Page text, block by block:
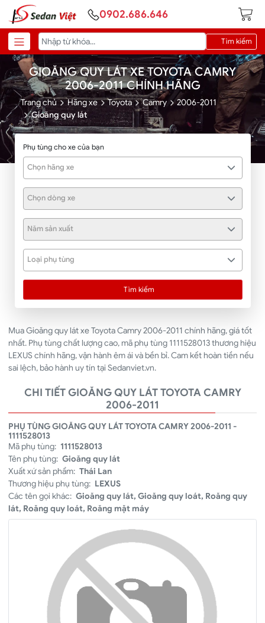
0902.686.646
Tìm kiếm
GIOĂNG QUY LÁT XE TOYOTA CAMRY
2006-2011 CHÍNH HÃNG
Trang chủ Hãng xe Toyota Camry
2006-2011
Gioăng quy lát
Phụ tùng cho xe của bạn
Chọn hãng xe
Chọn dòng xe
Năm sản xuất
Loại phụ tùng
Tìm kiếm
Mua Gioăng quy lát xe Toyota Camry 2006-2011 chính hãng, giá tốt
nhất. Phụ tùng chất lượng cao, mã phụ tùng 1111528013 thương hiệu
LEXUS chính hãng, vận hành êm ái và bền bỉ. Cam kết hoàn tiền nếu
sai lệch, bảo hành uy tín tại Sedanviet.vn.
CHI TIẾT GIOĂNG QUY LÁT TOYOTA CAMRY
2006-2011
PHỤ TÙNG GIOĂNG QUY LÁT TOYOTA CAMRY 2006-2011 -
1111528013
Mã phụ tùng: 1111528013
Tên phụ tùng: Gioăng quy lát
Xuất xứ sản phẩm: Thái Lan
Thương hiệu phụ tùng: LEXUS
Các tên gọi khác: Gioăng quy lát, Gioăng quy loát, Roăng quy
lát, Roăng quy loát, Roăng mặt máy